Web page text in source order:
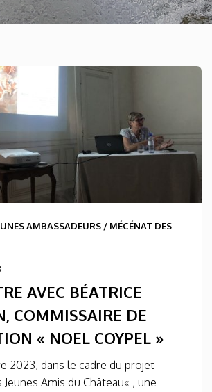
AMBASSADEURS / MÉCÉNAT DES
AVEC BÉATRICE
COMMISSAIRE DE
« NOEL COYPEL »
2023, dans le cadre du projet
Amis du Château« , une